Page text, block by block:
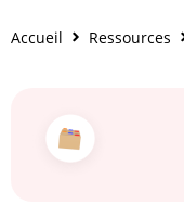
Accueil Ressources